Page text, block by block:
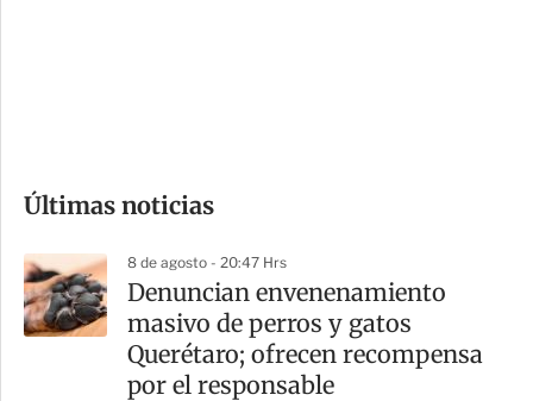
m
a
r
t
Últimas noticias
8 de agosto - 20:47 Hrs
Denuncian envenenamiento
masivo de perros y gatos
Querétaro; ofrecen recompensa
por el responsable